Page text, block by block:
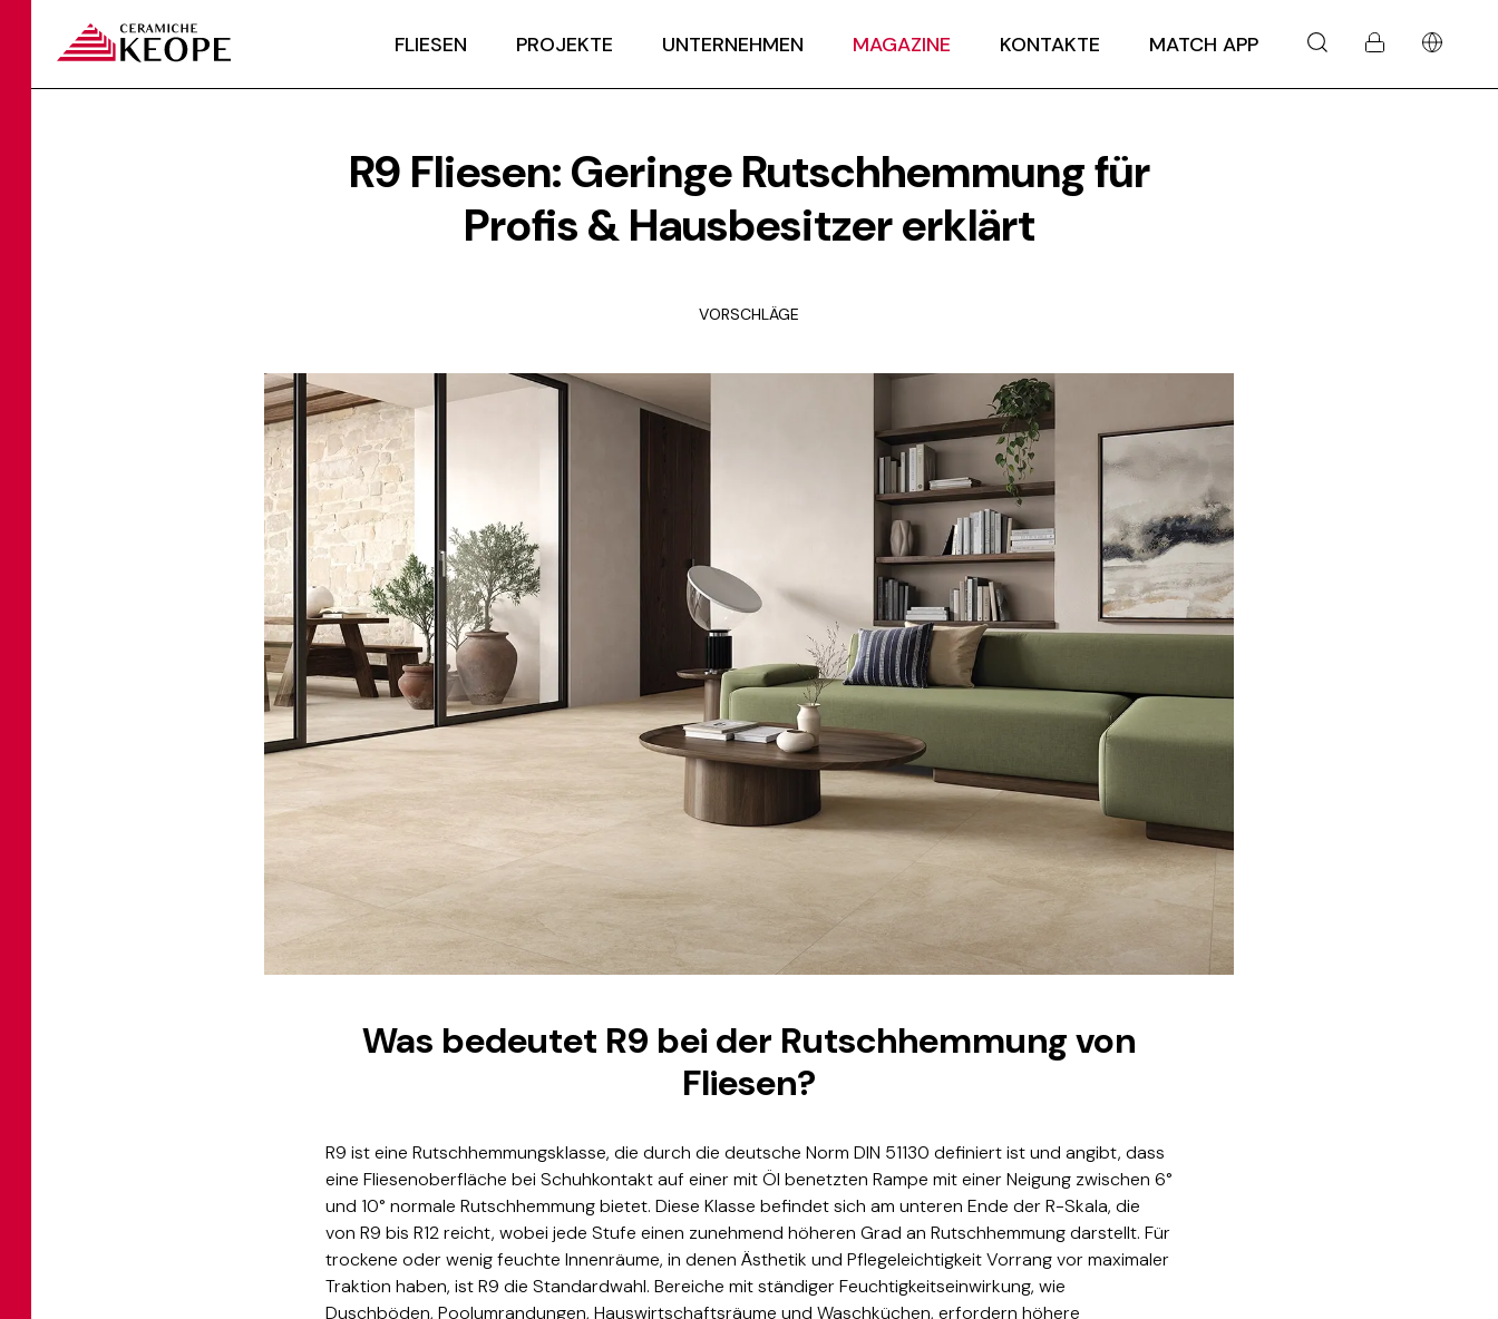
FLIESEN PROJEKTE UNTERNEHMEN MAGAZINE KONTAKTE MATCH APP
R9 Fliesen: Geringe Rutschhemmung für
Profis & Hausbesitzer erklärt
VORSCHLÄGE
Was bedeutet R9 bei der Rutschhemmung von
Fliesen?
R9 ist eine Rutschhemmungsklasse, die durch die deutsche Norm DIN 51130 definiert ist und angibt, dass
eine Fliesenoberfläche bei Schuhkontakt auf einer mit Öl benetzten Rampe mit einer Neigung zwischen 6°
und 10° normale Rutschhemmung bietet. Diese Klasse befindet sich am unteren Ende der R-Skala, die
von R9 bis R12 reicht, wobei jede Stufe einen zunehmend höheren Grad an Rutschhemmung darstellt. Für
trockene oder wenig feuchte Innenräume, in denen Ästhetik und Pflegeleichtigkeit Vorrang vor maximaler
Traktion haben, ist R9 die Standardwahl. Bereiche mit ständiger Feuchtigkeitseinwirkung, wie
Duschböden, Poolumrandungen, Hauswirtschaftsräume und Waschküchen, erfordern höhere